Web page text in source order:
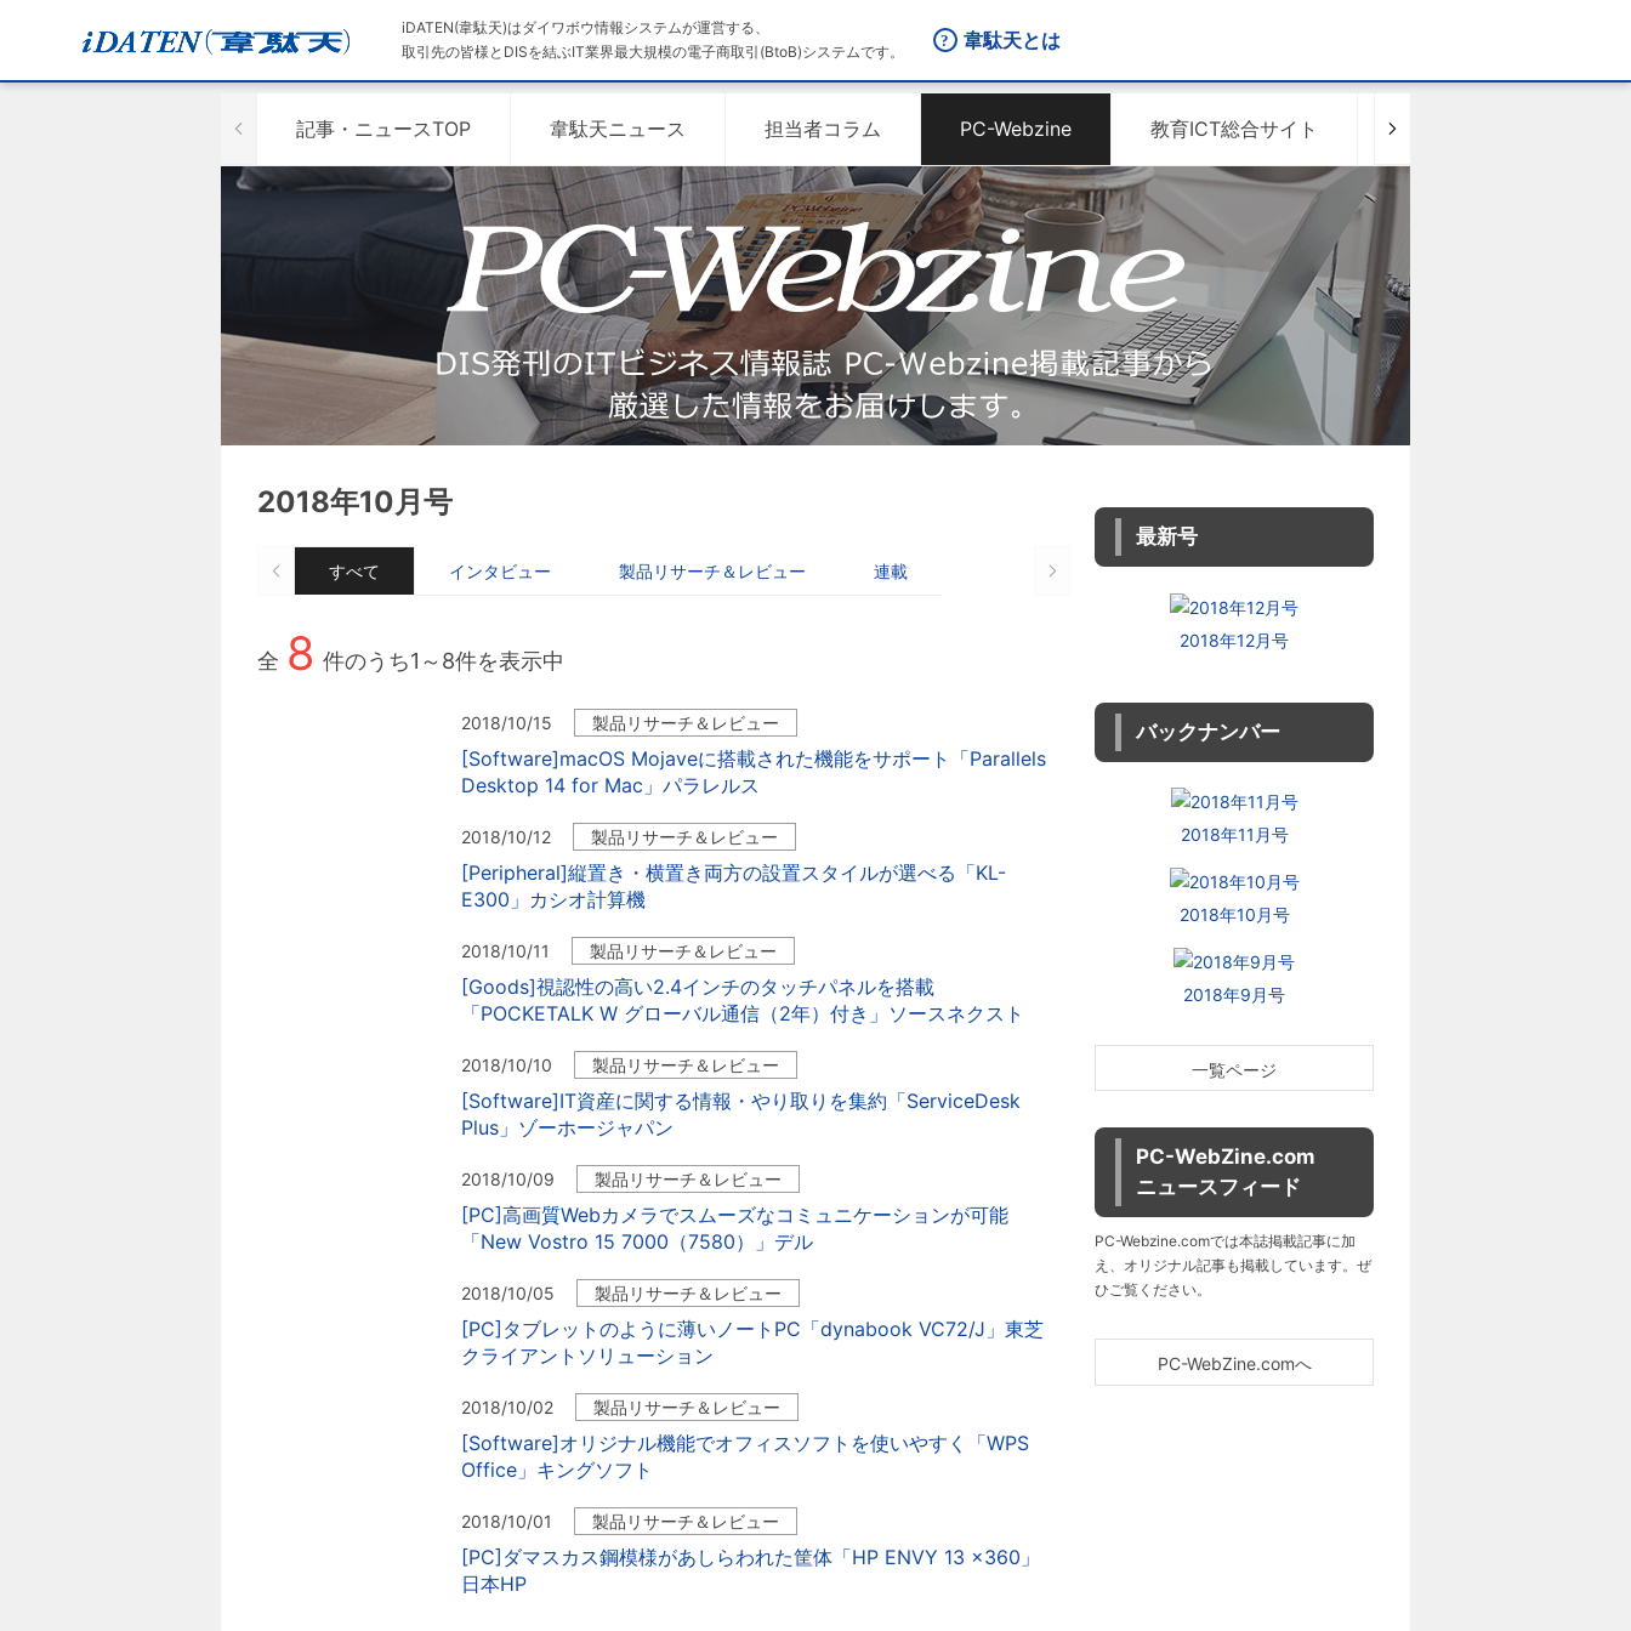
iDATEN(韋駄天)はダイワボウ情報システムが運営する、
取引先の皆様とDISを結ぶIT業界最大規模の電子商取引(BtoB)システムです。
韋駄天とは
記事・ニュースTOP 韋駄天ニュース 担当者コラム PC-Webzine 教育ICT総合サイト
2018年10月号
すべて インタビュー 製品リサーチ＆レビュー 連載
全 8 件のうち1～ 8件を表示中
2018/10/15 製品リサーチ＆レビュー
[Software]macOS Mojaveに搭載された機能をサポート「Parallels
Desktop 14 for Mac」パラレルス
2018/10/12 製品リサーチ＆レビュー
[Peripheral]縦置き・横置き両方の設置スタイルが選べる「KL-
E300」カシオ計算機
2018/10/11 製品リサーチ＆レビュー
[Goods]視認性の高い2.4インチのタッチパネルを搭載
「POCKETALK W グローバル通信（2年）付き」ソースネクスト
2018/10/10 製品リサーチ＆レビュー
[Software]IT資産に関する情報・やり取りを集約「ServiceDesk
Plus」ゾーホージャパン
2018/10/09 製品リサーチ＆レビュー
[PC]高画質Webカメラでスムーズなコミュニケーションが可能
「New Vostro 15 7000（7580）」デル
2018/10/05 製品リサーチ＆レビュー
[PC]タブレットのように薄いノートPC「dynabook VC72/J」東芝
クライアントソリューション
2018/10/02 製品リサーチ＆レビュー
[Software]オリジナル機能でオフィスソフトを使いやすく「WPS
Office」キングソフト
2018/10/01 製品リサーチ＆レビュー
[PC]ダマスカス鋼模様があしらわれた筐体「HP ENVY 13 x360」
日本HP
最新号
2018年12月号
バックナンバー
2018年11月号
2018年10月号
2018年9月号
一覧ページ
PC-WebZine.com
ニュースフィード
PC-Webzine.comでは本誌掲載記事に加
え、オリジナル記事も掲載しています。ぜ
ひご覧ください。
PC-WebZine.comへ